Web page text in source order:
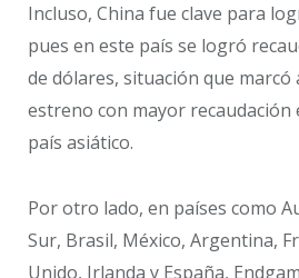
Incluso, China fue clave para
pues en este país se logró
de dólares, situación que marcó
estreno con mayor recaudación
país asiático.
Por otro lado, en países como
Sur, Brasil, México, Argentina,
Unido, Irlanda y España,